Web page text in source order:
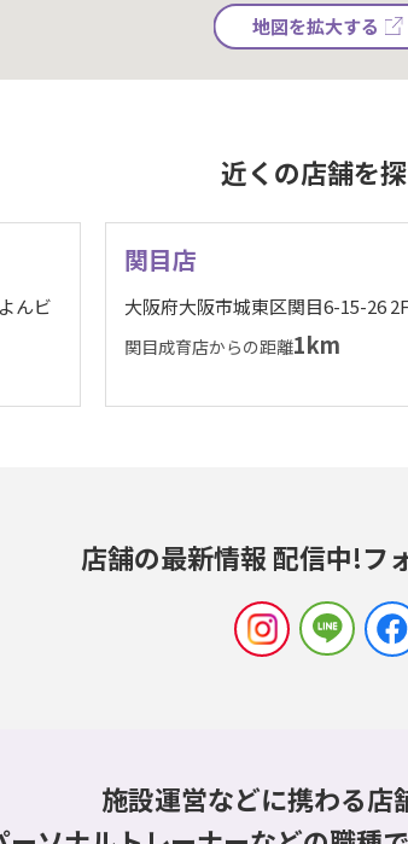
地図を拡大する
近くの店舗を
んビ
関目店
大阪府大阪市城東区関目6-15-26 2F
関目成育店からの距離1km
店舗の最新情報 配信中!フ
施設運営などに携わる店